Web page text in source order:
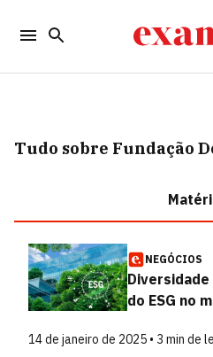
Tudo sobre Fundação
NEGÓCIOS
do ESG no
14 de janeiro de 2025 • 3 min de